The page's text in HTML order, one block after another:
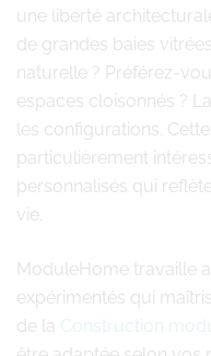
une liberté
de grandes baies
naturelle ? Préférez-
espaces cloisonnés ?
les configurations.
particulièrement
personnalisés qui
vie.
ModuleHome travaille
expérimentés qui
de la Construction